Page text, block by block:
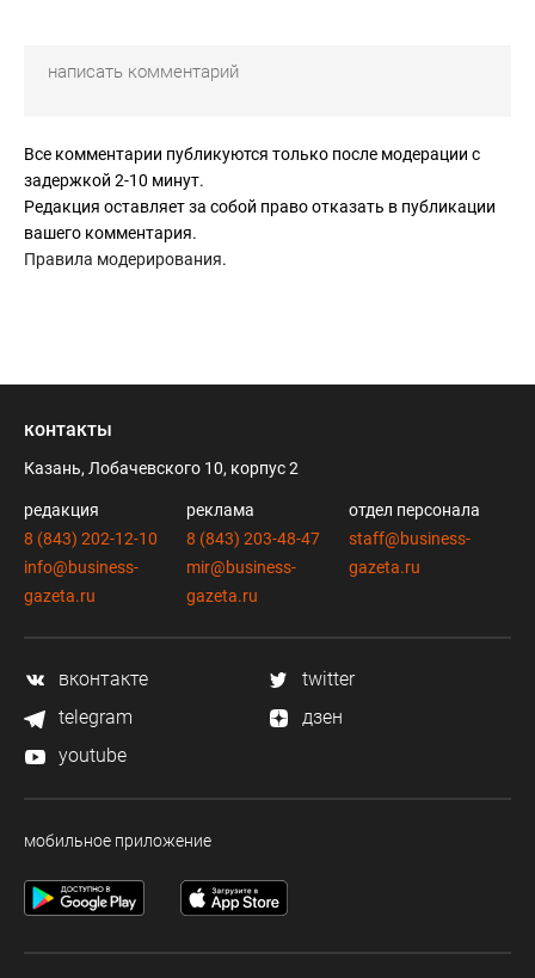
Все комментарии публикуются только после модерации с
задержкой 2-10 минут.
Редакция оставляет за собой право отказать в публикации
вашего комментария.
Правила модерирования.
контакты
Казань, Лобачевского 10, корпус 2
редакция
8 (843) 202-12-10
info@business-
gazeta.ru
реклама
8 (843) 203-48-47
mir@business-
gazeta.ru
отдел персонала
staff@business-
gazeta.ru
вконтакте
twitter
telegram
дзен
youtube
мобильное приложение